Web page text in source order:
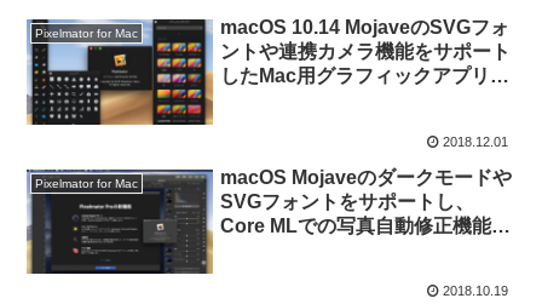
Pixelmator for Mac
macOS 10.14 MojaveのSVGフォ
ントや連携カメラ機能をサポート
したMac用グラフィックアプリ
2018.12.01
Pixelmator for Mac
macOS Mojaveのダークモードや
SVGフォントをサポートし、
Core MLでの写真自動修正機能が
2018.10.19